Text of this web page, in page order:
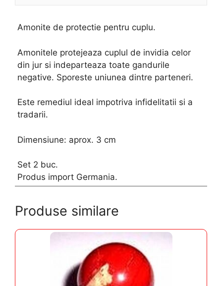
Amonite de protectie pentru cuplu.
Amonitele protejeaza cuplul de invidia celor
din jur si indeparteaza toate gandurile
negative. Sporeste uniunea dintre parteneri.
Este remediul ideal impotriva infidelitatii si a
tradarii.
Dimensiune: aprox. 3 cm
Set 2 buc.
Produs import Germania.
Produse similare